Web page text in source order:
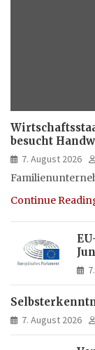
besucht
Freiburg
7. August 2026
Continue
7. August 2026